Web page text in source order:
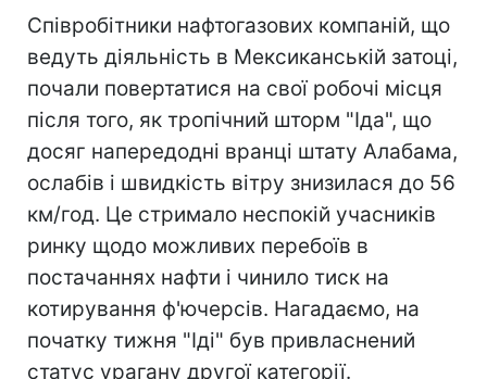
Співробітники нафтогазових компаній, що
ведуть діяльність в Мексиканській затоці,
почали повертатися на свої робочі місця
після того, як тропічний шторм "Іда", що
досяг напередодні вранці штату Алабама,
ослабів і швидкість вітру знизилася до 56
км/год. Це стримало неспокій учасників
ринку щодо можливих перебоїв в
постачаннях нафти і чинило тиск на
котирування ф'ючерсів. Нагадаємо, на
початку тижня "Іді" був привласнений
статус урагану другої категорії.